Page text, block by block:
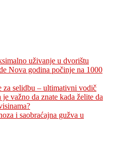
uživanje u dvorištu
Nova godina počinje na 1000
za selidbu – ultimativni vodič
je važno da znate kada želite da
i saobraćajna gužva u